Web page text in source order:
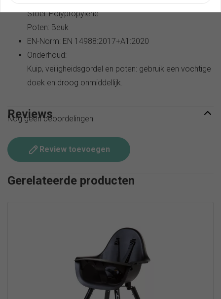
Stoel: Polypropylene
Poten: Beuk
EN-Norm: EN 14988:2017+A1:2020
Onderhoud:
Kuip, veiligheidsgordel en poten: gebruik een vochtige
doek en droog onmiddellijk.
Reviews
Nog geen beoordelingen
Review toevoegen
Gerelateerde producten